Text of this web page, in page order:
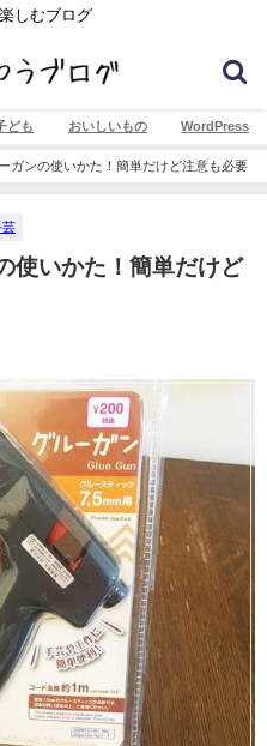
しむブログ
ども おいしいもの WordPress
ガンの使いかた！簡単だけど注意も必要
芸
使いかた！簡単だけど